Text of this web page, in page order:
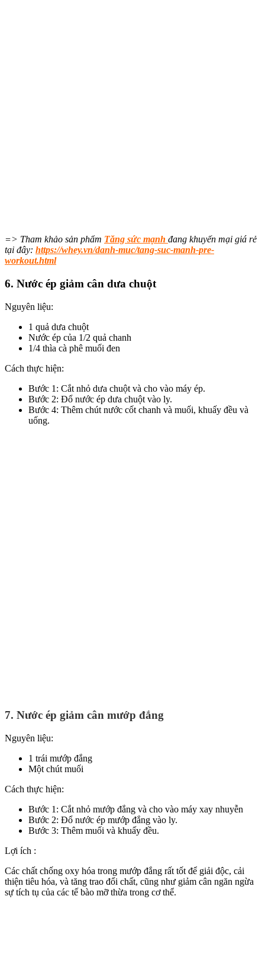
=> Tham khảo sản phẩm Tăng sức mạnh đang khuyến mại giá rẻ
tại đây: https://whey.vn/danh-muc/tang-suc-manh-pre-
workout.html
6. Nước ép giảm cân dưa chuột
Nguyên liệu:
1 quả dưa chuột
Nước ép của 1/2 quả chanh
1/4 thìa cà phê muối đen
Cách thực hiện:
Bước 1: Cắt nhỏ dưa chuột và cho vào máy ép.
Bước 2: Đổ nước ép dưa chuột vào ly.
Bước 4: Thêm chút nước cốt chanh và muối, khuấy đều và
uống.
7. Nước ép giảm cân mướp đắng
Nguyên liệu:
1 trái mướp đắng
Một chút muối
Cách thực hiện:
Bước 1: Cắt nhỏ mướp đắng và cho vào máy xay nhuyễn
Bước 2: Đổ nước ép mướp đắng vào ly.
Bước 3: Thêm muối và khuấy đều.
Lợi ích :
Các chất chống oxy hóa trong mướp đắng rất tốt để giải độc, cải
thiện tiêu hóa, và tăng trao đổi chất, cũng như giảm cân ngăn ngừa
sự tích tụ của các tế bào mỡ thừa trong cơ thể.